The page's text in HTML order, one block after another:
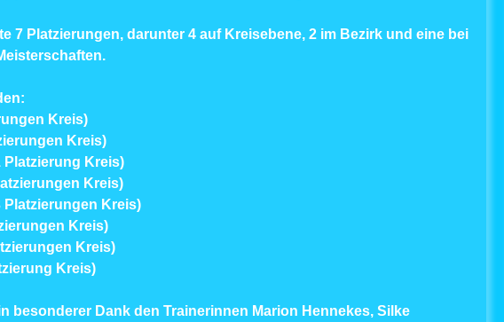
7 Platzierungen, darunter 4 auf Kreisebene, 2 im Bezirk und eine bei
Kreis)
Kreis)
Platzierung Kreis)
Kreis)
Platzierungen Kreis)
Kreis)
Kreis)
Kreis)
besonderer Dank den Trainerinnen Marion Hennekes, Silke